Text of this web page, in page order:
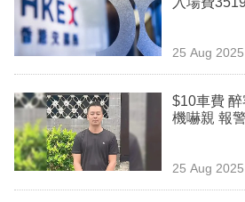
場
生
時
事
25 Aug 2025
$10車費
機嚇親 報
25 Aug 2025